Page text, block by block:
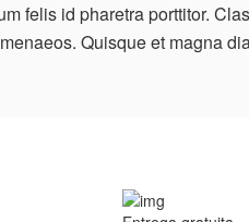
felis id pharetra porttitor.
Quisque et magna